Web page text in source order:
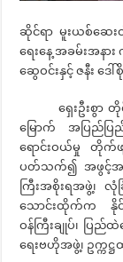
ဆိုင်ရာ မူးယစ်ဆေး
ရေးနေ့ အခမ်းအနား
ဆွေဝင်းနှင့် ဇနီး
ရှေးဦးစွာ တိုင်း
မြောက် အပြည်ပြ
ရောင်းဝယ်မှု တိုက်ဖ
ပတ်သက်၍ အဖွင့်အမှာ
ကြီးအစိုးရအဖွဲ့၊ လုံ
သောင်းထိုက်က နိုင်
ဝန်ကြီးချုပ်၊ ပြည်
ရေးဗဟိုအဖွဲ့၊ ဥက္က